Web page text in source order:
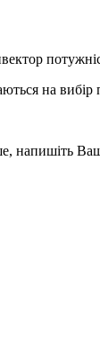
на вибір
напишіть